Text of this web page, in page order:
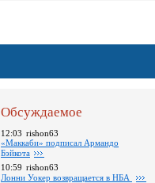
Обсуждаемое
12:03 rishon63
«Маккаби» подписал Армандо
Бэйкота
10:59 rishon63
Лонни Уокер возвращается в НБА